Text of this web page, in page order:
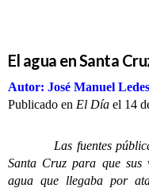
El agua en Santa
Autor: José Manuel
Publicado en El Día el 14
Las fuentes
Santa Cruz para que sus
agua que llegaba por